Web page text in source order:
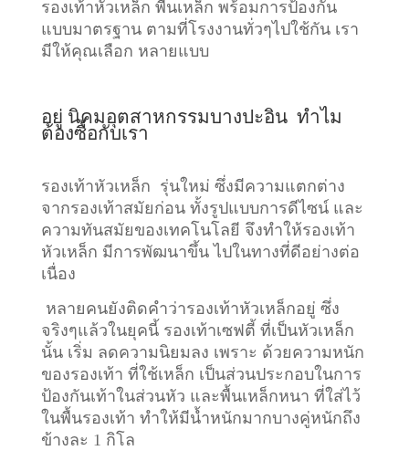
รองเท้าหัวเหล็ก พื้นเหล็ก พร้อมการป้องกัน
แบบมาตรฐาน ตามที่โรงงานทั่วๆไปใช้กัน เรา
มีให้คุณเลือก หลายแบบ
อยู่ นิคมอุตสาหกรรมบางปะอิน ทำไม
ต้องซื้อกับเรา
รองเท้าหัวเหล็ก รุ่นใหม่ ซึ่งมีความแตกต่าง
จากรองเท้าสมัยก่อน ทั้งรูปแบบการดีไซน์ และ
ความทันสมัยของเทคโนโลยี จึงทำให้รองเท้า
หัวเหล็ก มีการพัฒนาขึ้น ไปในทางที่ดีอย่างต่อ
เนื่อง
หลายคนยังติดคำว่ารองเท้าหัวเหล็กอยู่ ซึ่ง
จริงๆแล้วในยุคนี้ รองเท้าเซฟตี้ ที่เป็นหัวเหล็ก
นั้น เริ่ม ลดความนิยมลง เพราะ ด้วยความหนัก
ของรองเท้า ที่ใช้เหล็ก เป็นส่วนประกอบในการ
ป้องกันเท้าในส่วนหัว และพื้นเหล็กหนา ที่ใส่ไว้
ในพื้นรองเท้า ทำให้มีน้ำหนักมากบางคู่หนักถึง
ข้างละ 1 กิโล